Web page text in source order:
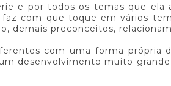
e por todos os temas que ela
com que toque em vários
demais preconceitos,
com uma forma própria
desenvolvimento muito